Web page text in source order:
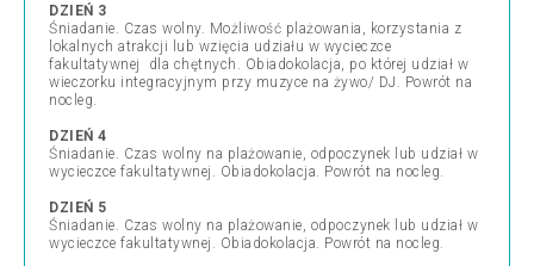
DZIEŃ 3
Śniadanie. Czas wolny. Możliwość plażowania, korzystania z
lokalnych atrakcji lub wzięcia udziału w wycieczce
fakultatywnej dla chętnych. Obiadokolacja, po której udział w
wieczorku integracyjnym przy muzyce na żywo/ DJ. Powrót na
nocleg.
DZIEŃ 4
Śniadanie. Czas wolny na plażowanie, odpoczynek lub udział w
wycieczce fakultatywnej. Obiadokolacja. Powrót na nocleg.
DZIEŃ 5
Śniadanie. Czas wolny na plażowanie, odpoczynek lub udział w
wycieczce fakultatywnej. Obiadokolacja. Powrót na nocleg.